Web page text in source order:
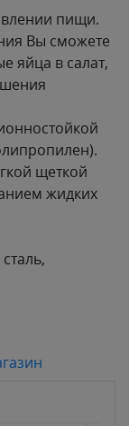
пищи.
Вы сможете
яйца в салат,
щеткой
жидких